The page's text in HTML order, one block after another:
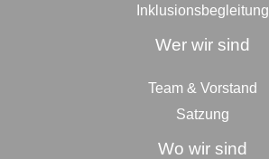
Inklusionsbegleitung
Wer wir sind
Team & Vorstand
Satzung
Wo wir sind